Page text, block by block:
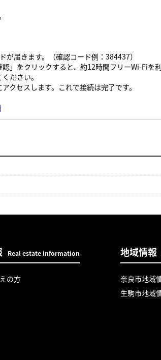
届きます。（確認コード例：384437）
」をクリックすると、約12時間フリーWi-Fi
ださい。
クセスします。これで接続は完了です。
Real estate information
の方
地域情報
奈良市地域
生駒市地域